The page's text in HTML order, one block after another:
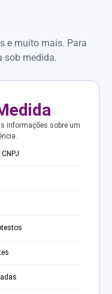
e muito mais. Para
sob medida.
informações sobre um